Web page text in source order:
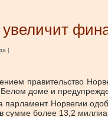
увеличит
]
правительство
доме и
парламент Норвегии
сумме более 13,2